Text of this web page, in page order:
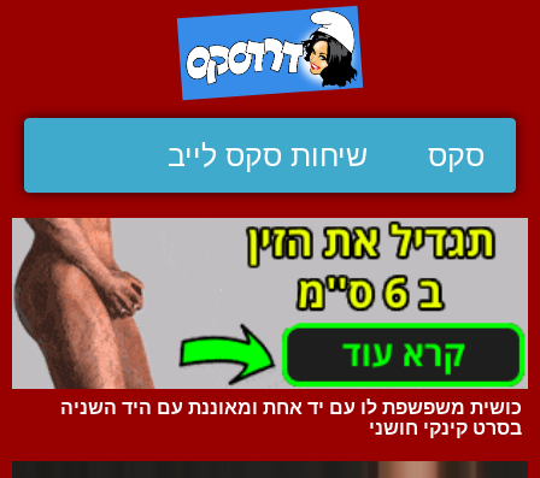
סקס שיחות סקס לייב
כושית משפשפת לו עם יד אחת ומאוננת עם היד השניה
בסרט קינקי חושני